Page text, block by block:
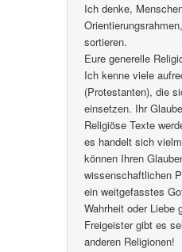
Ich denke,
sortieren.
Eure generelle
Ich kenne viele
(Protestanten), die
einsetzen. Ihr
Religiöse Texte
es handelt sich
können Ihren
wissenschaftlichen
ein weitgefasstes
Wahrheit oder Liebe
Freigeister gibt es
anderen Religionen!